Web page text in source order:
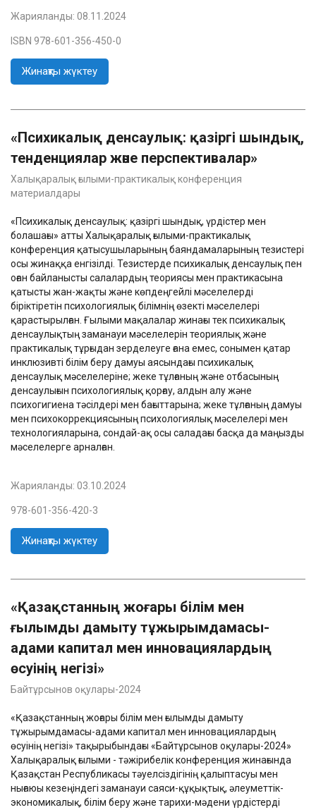
Жарияланды: 08.11.2024
ISBN 978-601-356-450-0
Жинақты жүктеу
«Психикалық денсаулық: қазіргі шындық,
тенденциялар және перспективалар»
Халықаралық ғылыми-практикалық конференция
материалдары
«Психикалық денсаулық: қазіргі шындық, үрдістер мен
болашағы» атты Халықаралық ғылыми-практикалық
конференция қатысушыларының баяндамаларының тезистері
осы жинаққа енгізілді. Тезистерде психикалық денсаулық пен
оған байланысты салалардың теориясы мен практикасына
қатысты жан-жақты және көпдеңгейлі мәселелерді
біріктіретін психологиялық білімнің өзекті мәселелері
қарастырылған. Ғылыми мақалалар жинағы тек психикалық
денсаулықтың заманауи мәселелерін теориялық және
практикалық тұрғыдан зерделеуге ғана емес, сонымен қатар
инклюзивті білім беру дамуы аясындағы психикалық
денсаулық мәселелеріне; жеке тұлғаның және отбасының
денсаулығын психологиялық қорғау, алдын алу және
психогигиена тәсілдері мен бағыттарына; жеке тұлғаның дамуы
мен психокоррекциясының психологиялық мәселелері мен
технологияларына, сондай-ақ осы саладағы басқа да маңызды
мәселелерге арналған.
Жарияланды: 03.10.2024
978-601-356-420-3
Жинақты жүктеу
«Қазақстанның жоғары білім мен
ғылымды дамыту тұжырымдамасы-
адами капитал мен инновациялардың
өсуінің негізі»
Байтұрсынов оқулары-2024
«Қазақстанның жоғары білім мен ғылымды дамыту
тұжырымдамасы-адами капитал мен инновациялардың
өсуінің негізі» тақырыбындағы «Байтұрсынов оқулары-2024»
Халықаралық ғылыми - тәжірибелік конференция жинағында
Қазақстан Республикасы тәуелсіздігінің қалыптасуы мен
нығаюы кезеңіндегі заманауи саяси-құқықтық, әлеуметтік-
экономикалық, білім беру және тарихи-мәдени үрдістерді